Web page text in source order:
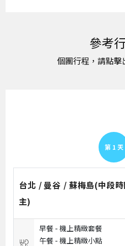
第 1 天
台北 / 曼谷 / 蘇梅島(中段
主)
早餐 -機上精緻套餐
午餐 -機上精緻小點